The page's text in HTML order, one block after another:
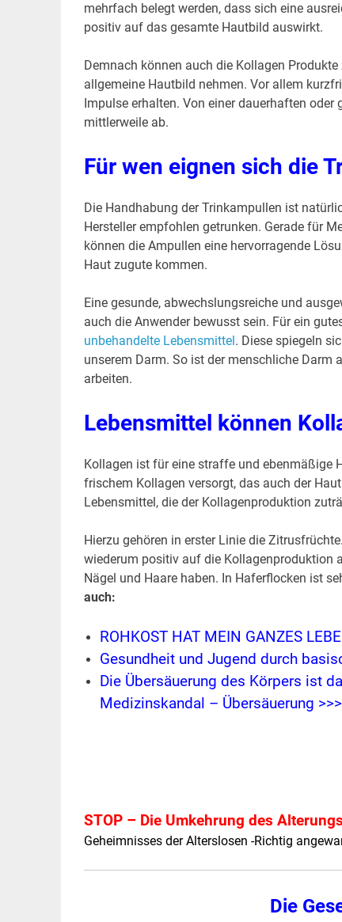
mehrfach belegt werden, dass sich eine
positiv auf das gesamte Hautbild auswirkt.
Demnach können auch die Kollagen
allgemeine Hautbild nehmen. Vor allem
Impulse erhalten. Von einer dauerhaften
mittlerweile ab.
Für wen eignen sich die
Die Handhabung der Trinkampullen ist
Hersteller empfohlen getrunken. Gerade für
können die Ampullen eine hervorragende
Haut zugute kommen.
Eine gesunde, abwechslungsreiche und
auch die Anwender bewusst sein. Für ein
unbehandelte Lebensmittel . Diese spiegeln
unserem Darm. So ist der menschliche
arbeiten.
Lebensmittel können
Kollagen ist für eine straffe und ebenmäßige
frischem Kollagen versorgt, das auch der
Lebensmittel, die der Kollagenproduktion
Hierzu gehören in erster Linie die Zitrusfrüchte.
wiederum positiv auf die Kollagenproduktion
Nägel und Haare haben. In Haferflocken ist
auch:
ROHKOST HAT MEIN GANZES
Gesundheit und Jugend durch
Die Übersäuerung des Körpers ist
Medizinskandal – Übersäuerung >>>
STOP – Die Umkehrung des
Geheimnisses der Alterslosen -Richtig
Die